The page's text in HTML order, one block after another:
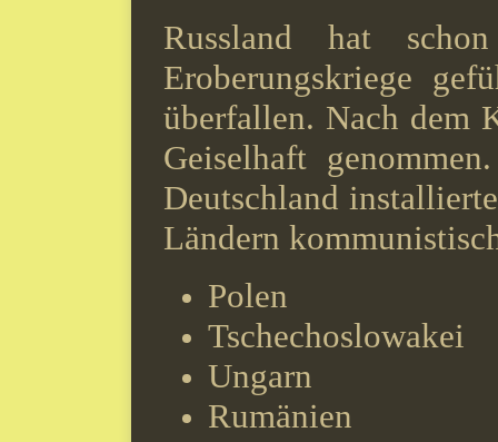
Russland hat
Eroberungskriege
überfallen. Nach dem
Geiselhaft
Deutschland
Ländern
Polen
Tschechoslowakei
Ungarn
Rumänien